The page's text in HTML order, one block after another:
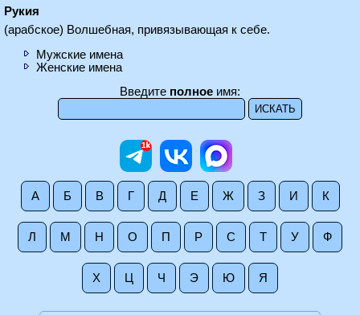
Рукия
(арабское) Волшебная, привязывающая к себе.
Мужские имена
Женские имена
Введите полное имя:
А Б В Г Д Е Ж З И К
Л М Н О П Р С Т У Ф
Х Ц Ч Э Ю Я